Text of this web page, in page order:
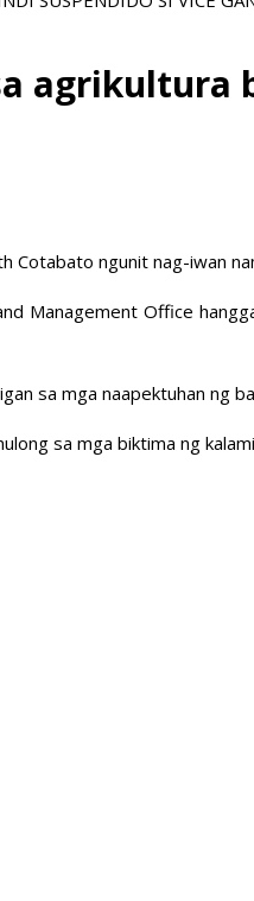
agrikultura
Cotabato ngunit nag-iwan
Management Office
sa mga naapektuhan ng
sa mga biktima ng